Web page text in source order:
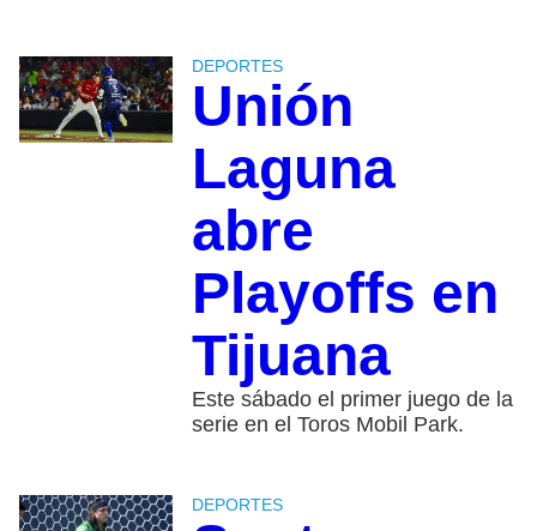
DEPORTES
Unión
Laguna
abre
Playoffs en
Tijuana
Este sábado el primer juego de la
serie en el Toros Mobil Park.
DEPORTES